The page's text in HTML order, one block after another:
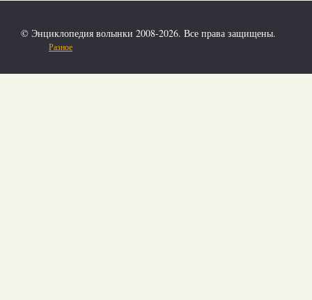
© Энциклопедия волынки 2008-2026. Все права защищены.
Разное